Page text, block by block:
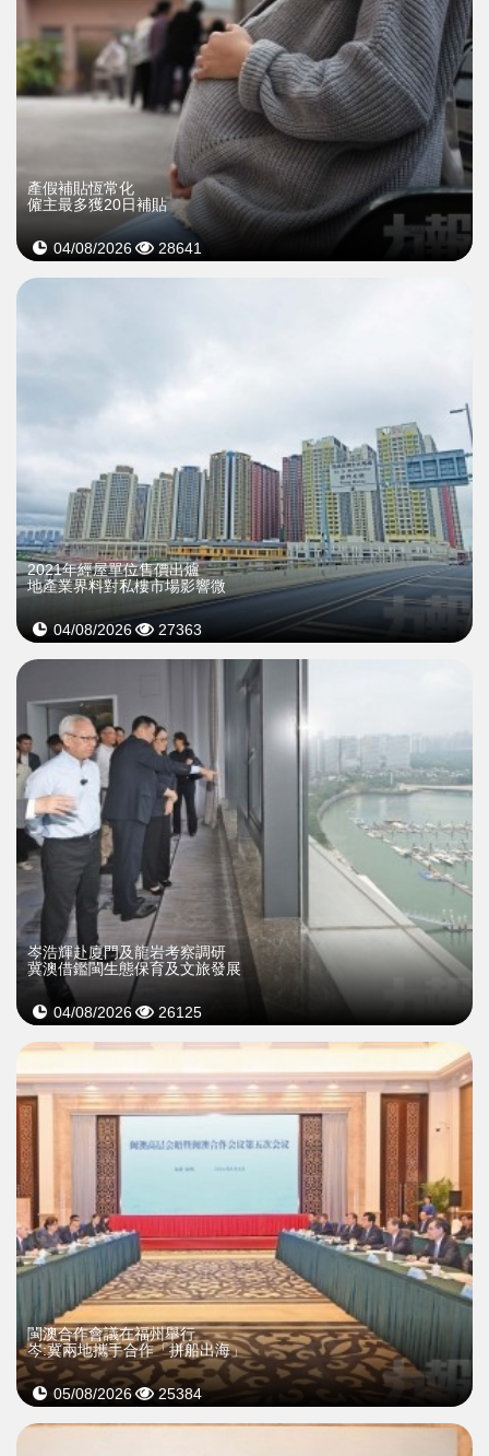
產假補貼恆常化
僱主最多獲20日補貼
04/08/2026 28641
2021年經屋單位售價出爐
地產業界料對私樓市場影響微
04/08/2026 27363
岑浩輝赴廈門及龍岩考察調研
冀澳借鑑閩生態保育及文旅發展
04/08/2026 26125
閩澳合作會議在福州舉行
岑:冀兩地攜手合作「拼船出海」
05/08/2026 25384